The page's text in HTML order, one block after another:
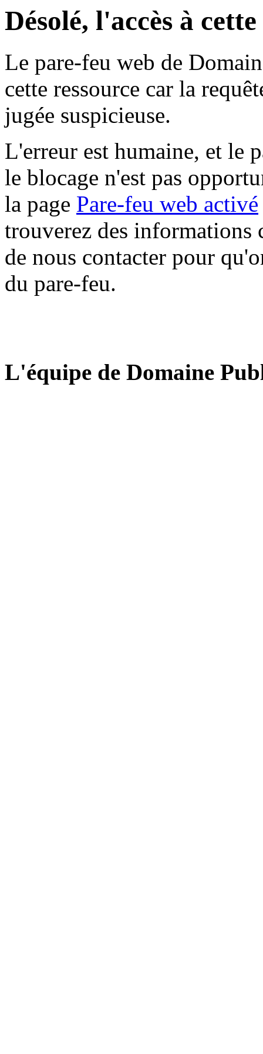
Désolé, l'accès à
Le pare-feu web de
cette ressource car la
jugée suspicieuse.
L'erreur est humaine, et le
le blocage n'est pas
la page Pare-feu web activé
trouverez des informations
de nous contacter pour
du pare-feu.
L'équipe de Domaine